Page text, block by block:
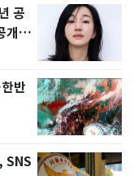
공
개
반
SNS